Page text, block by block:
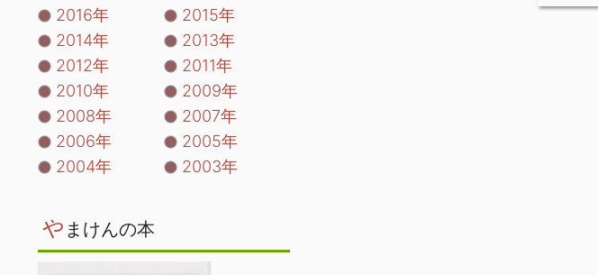
2016年
2015年
2014年
2013年
2012年
2011年
2010年
2009年
2008年
2007年
2006年
2005年
2004年
2003年
や まけんの本